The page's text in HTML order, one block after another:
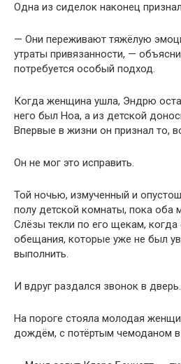
Одна из сиделок наконец
— Они переживают тяжёлую
утраты привязанности, —
потребуется особый подход.
Когда женщина ушла, Эндрю
него был Ноа, а из детской
Впервые в жизни он признал то,
Он не мог это исправить.
Той ночью, измученный и
полу детской комнаты, пока оба
Слёзы текли по его щекам,
обещания, которые уже не был
выполнить.
И вдруг раздался звонок в дверь.
На пороге стояла молодая
дождём, с потёртым чемоданом в